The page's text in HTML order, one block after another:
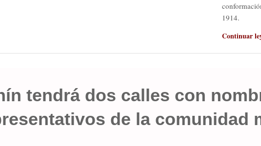
1914.
Continuar
tendrá dos calles con
de la comunidad